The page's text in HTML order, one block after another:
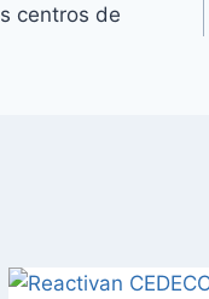
centros de